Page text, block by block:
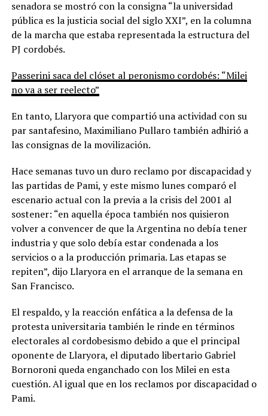
senadora se mostró con la consigna “la universidad
pública es la justicia social del siglo XXI”, en la columna
de la marcha que estaba representada la estructura del
PJ cordobés.
Passerini saca del clóset al peronismo cordobés: “Milei
no va a ser reelecto”
En tanto, Llaryora que compartió una actividad con su
par santafesino, Maximiliano Pullaro también adhirió a
las consignas de la movilización.
Hace semanas tuvo un duro reclamo por discapacidad y
las partidas de Pami, y este mismo lunes comparó el
escenario actual con la previa a la crisis del 2001 al
sostener: “en aquella época también nos quisieron
volver a convencer de que la Argentina no debía tener
industria y que solo debía estar condenada a los
servicios o a la producción primaria. Las etapas se
repiten”, dijo Llaryora en el arranque de la semana en
San Francisco.
El respaldo, y la reacción enfática a la defensa de la
protesta universitaria también le rinde en términos
electorales al cordobesismo debido a que el principal
oponente de Llaryora, el diputado libertario Gabriel
Bornoroni queda enganchado con los Milei en esta
cuestión. Al igual que en los reclamos por discapacidad o
Pami.